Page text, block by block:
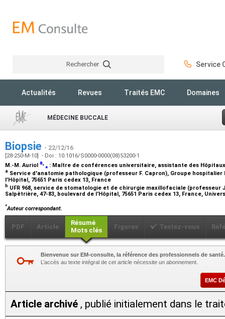
Rechercher Service
Actualités Revues Traités EMC Domaines
MÉDECINE BUCCALE
Biopsie - 22/12/16
[28-250-M-10] - Doi : 10.1016/S0000-0000(08)53200-1
M.-M. Auriol a,⁎: Maître de conférences universitaire, assistante des Hôpitaux
a Service d'anatomie pathologique (professeur F. Capron), Groupe
l'Hôpital, 75651 Paris cedex 13, France
b UFR 968, service de stomatologie et de chirurgie maxillofaciale (professeur
Salpêtrière, 47-83, boulevard de l'Hôpital, 75651 Paris cedex 13, France,
*Auteur correspondant.
PDF Article
Résumé
Mots clés
Figures Testez-vous
Bienvenue sur EM-consulte, la référence des professionnels de santé.
L’accès au texte intégral de cet article nécessite un abonnement.
EMC
Article archivé , publié initialement dans le